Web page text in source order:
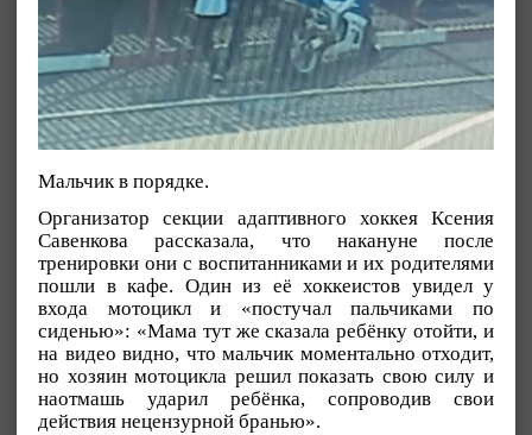
Мальчик в порядке.
Организатор секции адаптивного хоккея Ксения
Савенкова рассказала, что накануне после
тренировки они с воспитанниками и их родителями
пошли в кафе. Один из её хоккеистов увидел у
входа мотоцикл и «постучал пальчиками по
сиденью»: «Мама тут же сказала ребёнку отойти, и
на видео видно, что мальчик моментально отходит,
но хозяин мотоцикла решил показать свою силу и
наотмашь ударил ребёнка, сопроводив свои
действия нецензурной бранью».